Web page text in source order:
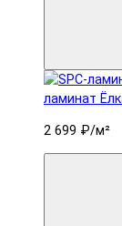
ламинат
2 699 ₽/м²